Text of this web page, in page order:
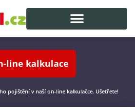
line kalkulace
pojištění v naší on-line kalkulačce. Ušetřete!